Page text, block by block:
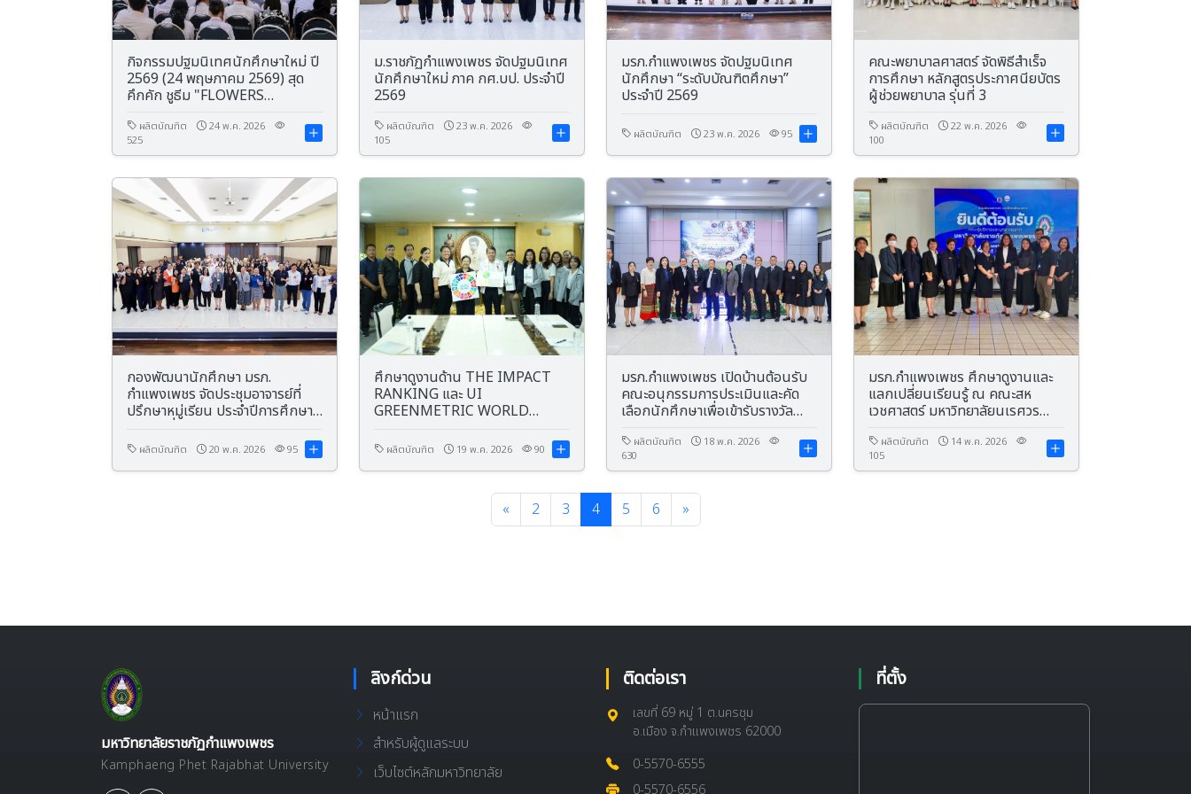
กิจกรรมปฐมนิเทศนักศึกษาใหม่ ปี
2569 (24 พฤษภาคม 2569) สุด
คึกคัก ชูธีม "FLOWERS
แรกด้วยแฟชั่น "ชุดนักเรียน" ย้อน
วัยใส
ผลิตบัณฑิต
24 พ.ค. 2026
525
ม.ราชภัฏกำแพงเพชร จัดปฐมนิเทศ
นักศึกษาใหม่ ภาค กศ.บป. ประจำปี
2569
ผลิตบัณฑิต
23 พ.ค. 2026
105
มรภ.กำแพงเพชร จัดปฐมนิเทศ
นักศึกษา “ระดับบัณฑิตศึกษา”
ประจำปี 2569
ผลิตบัณฑิต 23 พ.ค. 2026 95
คณะพยาบาลศาสตร์ จัดพิธีสำเร็จ
การศึกษา หลักสูตรประกาศนียบัตร
ผู้ช่วยพยาบาล รุ่นที่ 3
ผลิตบัณฑิต
22 พ.ค. 2026
100
กองพัฒนานักศึกษา มรภ.
กำแพงเพชร จัดประชุมอาจารย์ที่
ปรึกษาหมู่เรียน ประจำปีการศึกษา
นักศึกษาอย่างรอบด้าน
ผลิตบัณฑิต 20 พ.ค. 2026 95
ศึกษาดูงานด้าน THE IMPACT
RANKING และ UI
GREENMETRIC WORLD
วิทยาลัยราชภัฏวไลยอลงกรณ์ ใน
ผลิตบัณฑิต 19 พ.ค. 2026 90
มรภ.กำแพงเพชร เปิดบ้านต้อนรับ
คณะอนุกรรมการประเมินและคัด
เลือกนักศึกษาเพื่อเข้ารับรางวัล
ปีการศึกษา 2568 เขตภาคเหนือ
ผลิตบัณฑิต
18 พ.ค. 2026
630
มรภ.กำแพงเพชร ศึกษาดูงานและ
แลกเปลี่ยนเรียนรู้ ณ คณะสห
เวชศาสตร์ มหาวิทยาลัยนเรศวร
ผลิตบัณฑิต
14 พ.ค. 2026
105
« 2 3 4 5 6 »
มหาวิทยาลัยราชภัฏกำแพงเพชร
Kamphaeng Phet Rajabhat University
ลิงก์ด่วน
หน้าแรก
สำหรับผู้ดูแลระบบ
เว็บไซต์หลักมหาวิทยาลัย
ติดต่อเรา
เลขที่ 69 หมู่ 1 ต.นครชุม
อ.เมือง จ.กำแพงเพชร 62000
0-5570-6555
0-5570-6556
ที่ตั้ง